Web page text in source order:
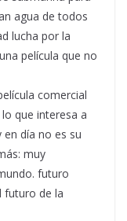
agua de todos
lucha por la
película que no
comercial
que interesa a
día no es su
muy
futuro
futuro de la